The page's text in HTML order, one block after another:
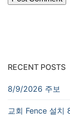
RECENT POSTS
8/9/2026 주보
교회 Fence 설치